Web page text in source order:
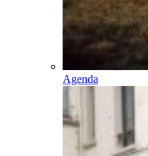
Agenda